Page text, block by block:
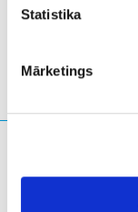
Statistika
Mārketings